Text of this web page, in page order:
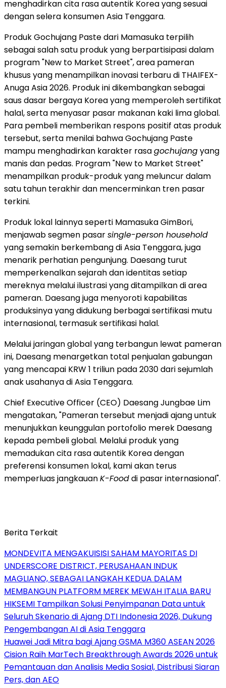
menghadirkan cita rasa autentik Korea yang sesuai
dengan selera konsumen Asia Tenggara.
Produk Gochujang Paste dari Mamasuka terpilih
sebagai salah satu produk yang berpartisipasi dalam
program "New to Market Street", area pameran
khusus yang menampilkan inovasi terbaru di THAIFEX-
Anuga Asia 2026. Produk ini dikembangkan sebagai
saus dasar bergaya Korea yang memperoleh sertifikat
halal, serta menyasar pasar makanan kaki lima global.
Para pembeli memberikan respons positif atas produk
tersebut, serta menilai bahwa Gochujang Paste
mampu menghadirkan karakter rasagochujangyang
manis dan pedas. Program "New to Market Street"
menampilkan produk-produk yang meluncur dalam
satu tahun terakhir dan mencerminkan tren pasar
terkini.
Produk lokal lainnya seperti Mamasuka GimBori,
menjawab segmen pasarsingle-person household
yang semakin berkembang di Asia Tenggara, juga
menarik perhatian pengunjung. Daesang turut
memperkenalkan sejarah dan identitas setiap
mereknya melalui ilustrasi yang ditampilkan di area
pameran. Daesang juga menyoroti kapabilitas
produksinya yang didukung berbagai sertifikasi mutu
internasional, termasuk sertifikasi halal.
Melalui jaringan global yang terbangun lewat pameran
ini, Daesang menargetkan total penjualan gabungan
yang mencapai KRW 1 triliun pada 2030 dari sejumlah
anak usahanya di Asia Tenggara.
Chief Executive Officer (CEO) Daesang Jungbae Lim
mengatakan, "Pameran tersebut menjadi ajang untuk
menunjukkan keunggulan portofolio merek Daesang
kepada pembeli global. Melalui produk yang
memadukan cita rasa autentik Korea dengan
preferensi konsumen lokal, kami akan terus
memperluas jangkauanK-Fooddi pasar internasional".
Berita Terkait
MONDEVITA MENGAKUISISI SAHAM MAYORITAS DI
UNDERSCORE DISTRICT, PERUSAHAAN INDUK
MAGLIANO, SEBAGAI LANGKAH KEDUA DALAM
MEMBANGUN PLATFORM MEREK MEWAH ITALIA BARU
HIKSEMI Tampilkan Solusi Penyimpanan Data untuk
Seluruh Skenario di Ajang DTI Indonesia 2026, Dukung
Pengembangan AI di Asia Tenggara
Huawei Jadi Mitra bagi Ajang GSMA M360 ASEAN 2026
Cision Raih MarTech Breakthrough Awards 2026 untuk
Pemantauan dan Analisis Media Sosial, Distribusi Siaran
Pers, dan AEO